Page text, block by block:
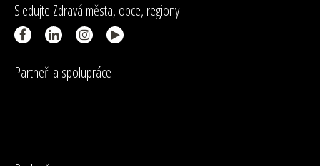
Sledujte Zdravá města, obce, regiony
Partneři a spolupráce